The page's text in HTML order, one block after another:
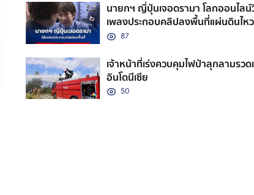
นายกฯ ญี่ปุ่นเจอดรามา โลกออนไล
เพลงประกอบคลิปลงพื้นที่แผ่นดินไหว
87
เจ้าหน้าที่เร่งควบคุมไฟป่าลุกลามรวด
อินโดนีเซีย
50